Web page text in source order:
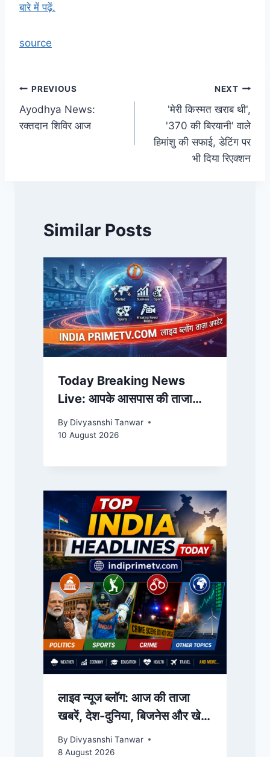
बारे में पढ़ें.
source
Post
navigation
PREVIOUS
Ayodhya News:
रक्तदान शिविर आज
NEXT
'मेरी किस्मत खराब थी',
'370 की बिरयानी' वाले
हिमांशु की सफाई, डेटिंग पर
भी दिया रिएक्शन
Similar Posts
Today Breaking News
Live: आपके आसपास की ताजा
खबरें और देश-दुनिया के बड़े
अपडेट्स | India Prime TV
By Divyasnshi Tanwar
10 August 2026
लाइव न्यूज ब्लॉग: आज की ताजा
खबरें, देश-दुनिया, बिजनेस और खेल
के बड़े अपडेट्स | IndiaPrimeTV
Hindi
By Divyasnshi Tanwar
8 August 2026